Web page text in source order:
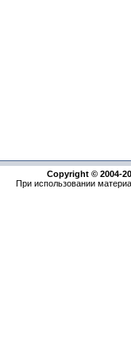
Copyright © 2004-
При использовании